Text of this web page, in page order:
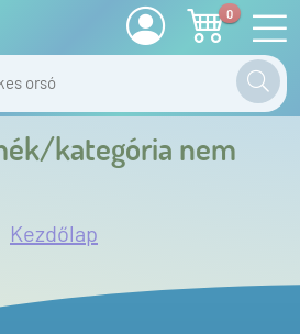
0
kategória nem
Kezdőlap